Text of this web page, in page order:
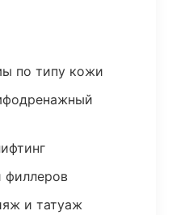
по типу кожи
филлеров
и татуаж